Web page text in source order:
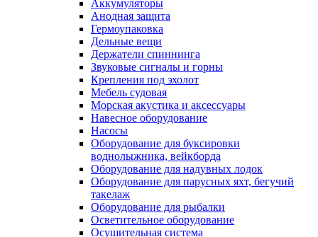
Аккумуляторы
Анодная защита
Гермоупаковка
Дельные вещи
Держатели спиннинга
Звуковые сигналы и горны
Крепления под эхолот
Мебель судовая
Морская акустика и аксессуары
Навесное оборудование
Насосы
Оборудование для буксировки
воднолыжника, вейкборда
Оборудование для надувных лодок
Оборудование для парусных яхт, бегучий
такелаж
Оборудование для рыбалки
Осветительное оборудование
Осушительная система